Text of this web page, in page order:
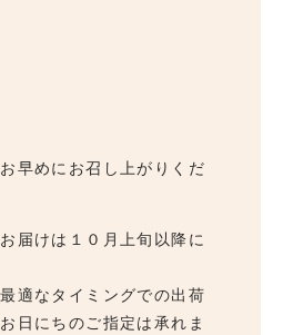
早めにお召し上がりくだ
届けは１０月上旬以降に
適なタイミングでの出荷
日にちのご指定は承れま